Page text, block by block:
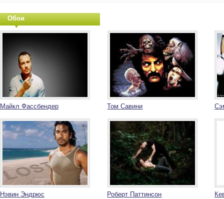
Обои
Майкл Фассбендер Том Савини
Нэвин Эндрюс Роберт Паттинсон